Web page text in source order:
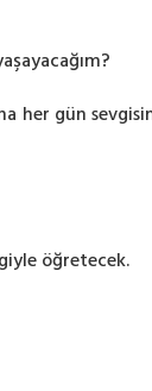
her gün
öğretecek.